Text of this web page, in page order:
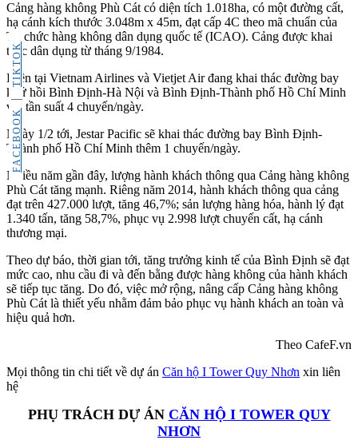
FACEBOOK
TIKTOK
Cảng hàng không Phù Cát có diện tích 1.018ha, có một đường cất,
hạ cánh kích thước 3.048m x 45m, đạt cấp 4C theo mã chuẩn của
Tổ chức hàng không dân dụng quốc tế (ICAO). Cảng được khai
thác dân dụng từ tháng 9/1984.
Hiện tại Vietnam Airlines và Vietjet Air đang khai thác đường bay
khứ hồi Bình Định-Hà Nội và Bình Định-Thành phố Hồ Chí Minh
với tần suất 4 chuyến/ngày.
Ngày 1/2 tới, Jestar Pacific sẽ khai thác đường bay Bình Định-
Thành phố Hồ Chí Minh thêm 1 chuyến/ngày.
Nhiều năm gần đây, lượng hành khách thông qua Cảng hàng không
Phù Cát tăng mạnh. Riêng năm 2014, hành khách thông qua cảng
đạt trên 427.000 lượt, tăng 46,7%; sản lượng hàng hóa, hành lý đạt
1.340 tấn, tăng 58,7%, phục vụ 2.998 lượt chuyến cất, hạ cánh
thương mại.
Theo dự báo, thời gian tới, tăng trưởng kinh tế của Bình Định sẽ đạt
mức cao, nhu cầu đi và đến bằng được hàng không của hành khách
sẽ tiếp tục tăng. Do đó, việc mở rộng, nâng cấp Cảng hàng không
Phù Cát là thiết yếu nhằm đảm bảo phục vụ hành khách an toàn và
hiệu quả hơn.
Theo CafeF.vn
Mọi thông tin chi tiết về dự án Căn hộ I Tower Quy Nhơn xin liên
hệ
PHỤ TRÁCH DỰ ÁN CĂN HỘ I TOWER QUY
NHƠN